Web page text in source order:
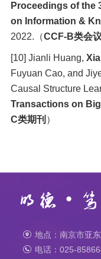
Proceedings of the
on Information &
2022. （CCF-B类会
[10] Jianli Huang,
Fuyuan Cao, and
Causal Structure
Transactions on
C类期刊 ）
地点：南京市亚
电话：025-